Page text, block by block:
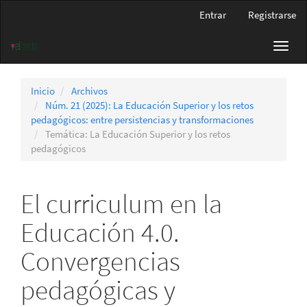
principal
Barra
Entrar Registrarse
Inicio
Archivos
Núm. 21 (2025): La Educación Superior y los retos
pedagógicos: entre persistencias y transformaciones
Temática: La Educación Superior y los retos
pedagógicos
El curriculum en la
Educación 4.0.
Convergencias
pedagógicas y